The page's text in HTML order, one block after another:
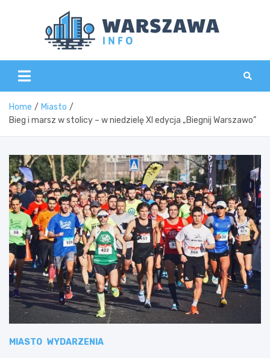
Home
Miasto
Bieg i marsz w stolicy – w niedzielę XI edycja „Biegnij Warszawo”
MIASTO WYDARZENIA